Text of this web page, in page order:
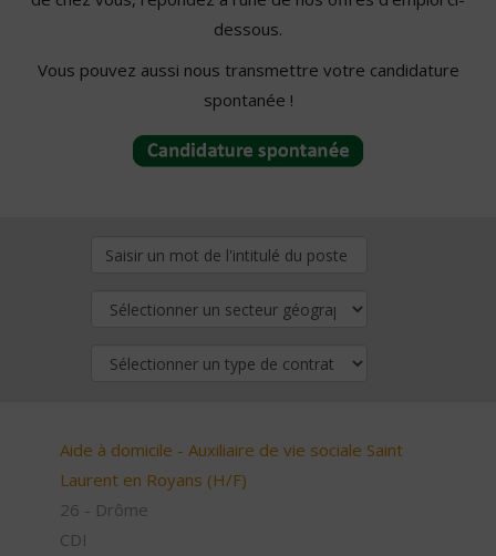
dessous.
Vous pouvez aussi nous transmettre votre candidature
spontanée !
Aide à domicile - Auxiliaire de vie sociale Saint
Laurent en Royans (H/F)
26 - Drôme
CDI